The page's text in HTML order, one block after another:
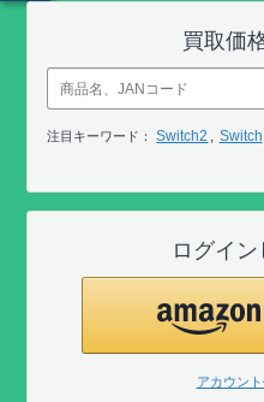
買取価
注目キーワード：Switch2 Switch
ログイ
アカウン